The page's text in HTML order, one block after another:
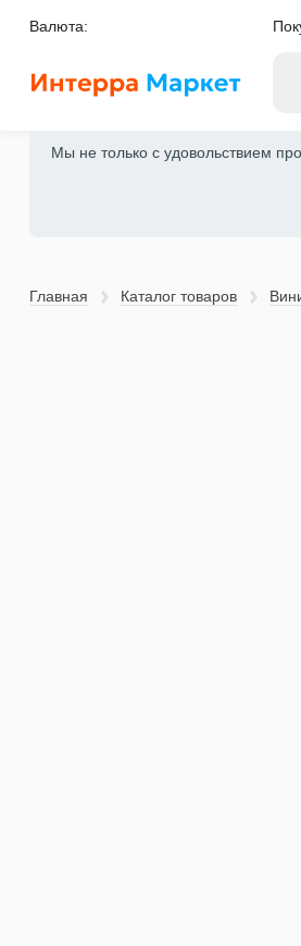
Валюта:
Мы не только с удовольствием
Главная Каталог товаров